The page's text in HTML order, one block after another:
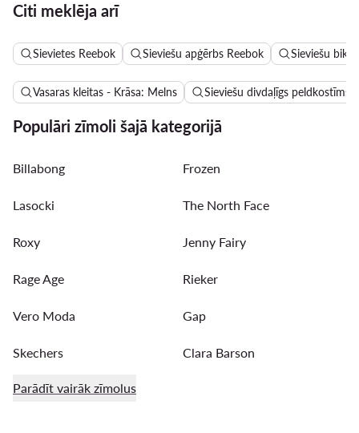
Citi meklēja arī
Sievietes Reebok Sieviešu apģērbs Reebok Sieviešu
Vasaras kleitas - Krāsa: Melns Sieviešu divdaļīgs peldkostīms
Populāri zīmoli šajā kategorijā
Billabong Frozen
Lasocki The North Face
Roxy Jenny Fairy
Rage Age Rieker
Vero Moda Gap
Skechers Clara Barson
Parādīt vairāk zīmolus